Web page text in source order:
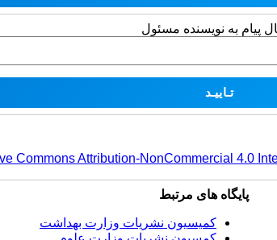
پیام به نویسنده مسئول
Commons Attribution-NonCommercial 4.0
پایگاه های مرتبط
کمیسیون نشریات وزارت بهداشت